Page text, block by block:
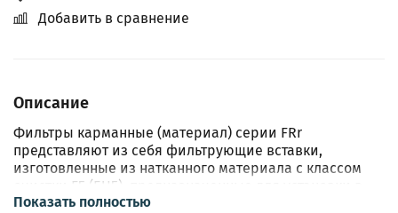
Добавить в сравнение
Описание
Фильтры карманные (материал) серии FRr
представляют из себя фильтрующие вставки,
изготовленные из натканного материала с классом
очистки F5 (EU5), предназначенные для установки в
фильтр-боксы соответствующего типоразмера.
Показать полностью